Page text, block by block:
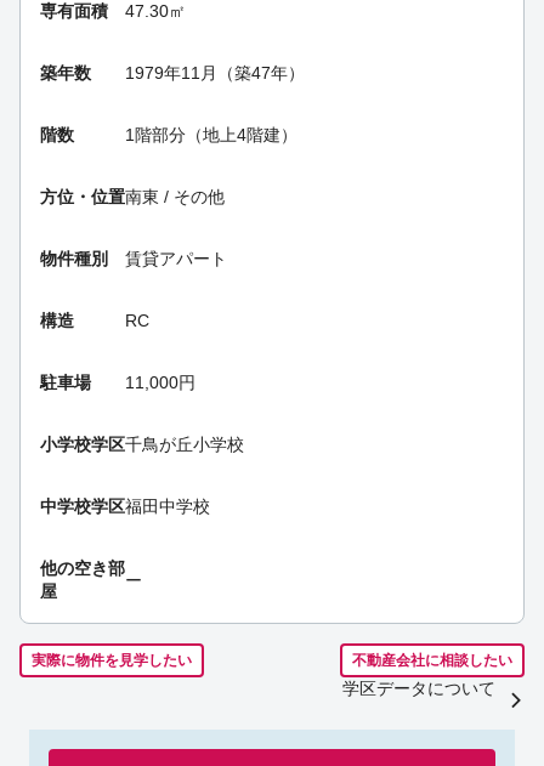
専有面積 47.30㎡
築年数 1979年11月（築47年）
階数 1階部分（地上4階建）
方位・位置南東 / その他
物件種別 賃貸アパート
構造 RC
駐車場 11,000円
小学校学区千鳥が丘小学校
中学校学区福田中学校
他の空き部
屋
ー
実際に物件を見学したい 不動産会社に相談したい
学区データについて